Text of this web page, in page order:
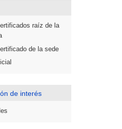
raíz de la
de la sede
de interés